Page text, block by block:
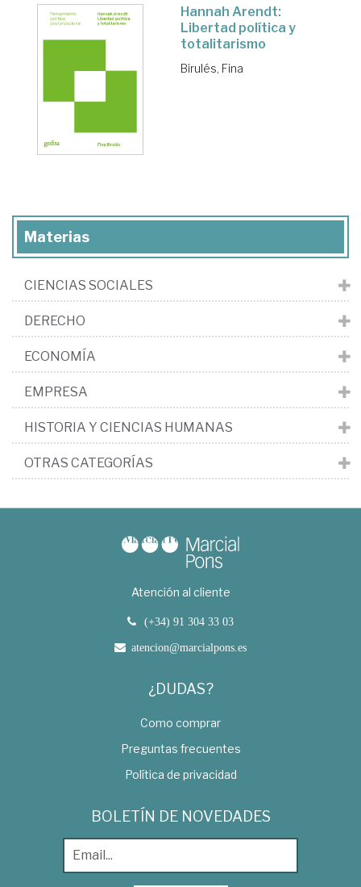
Hannah Arendt:
Libertad política y
totalitarismo
Birulés, Fina
Materias
CIENCIAS SOCIALES
DERECHO
ECONOMÍA
EMPRESA
HISTORIA Y CIENCIAS HUMANAS
OTRAS CATEGORÍAS
Atención al cliente
(+34) 91 304 33 03
atencion@marcialpons.es
¿DUDAS?
Como comprar
Preguntas frecuentes
Política de privacidad
BOLETÍN DE NOVEDADES